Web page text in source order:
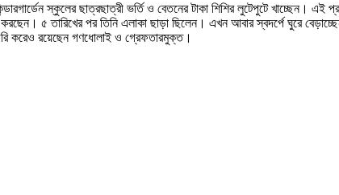
স্কুলের ছাত্রছাত্রী ভর্তি ও বেতনের টাকা শিশির লুটেপুটে খাচ্ছেন। এই
৫ তারিখের পর তিনি এলাকা ছাড়া ছিলেন। এখন আবার স্বদর্পে ঘুরে
করেও রয়েছেন গণধোলাই ও গ্রেফতারমুক্ত।